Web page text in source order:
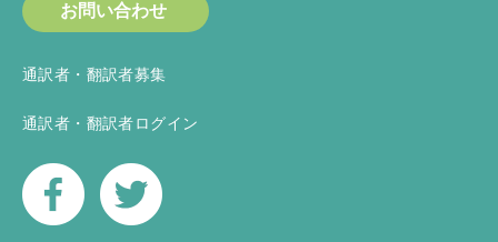
お問い合わせ
通訳者・翻訳者募集
通訳者・翻訳者ログイン